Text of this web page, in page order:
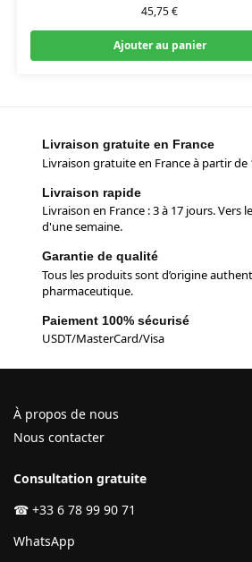
45,75€
Ajouter au panier
Livraison gratuite en France
Livraison gratuite en France à partir de
Livraison rapide
Livraison en France : 3 à 17 jours. Vers
d'une semaine.
Garantie de qualité
Tous les produits sont d’origine
pharmaceutique.
Paiement 100% sécurisé
USDT/MasterCard/Visa
À propos de nous
Nous contacter
Consultation gratuite
☎ +33 6 78 99 90 71
WhatsApp